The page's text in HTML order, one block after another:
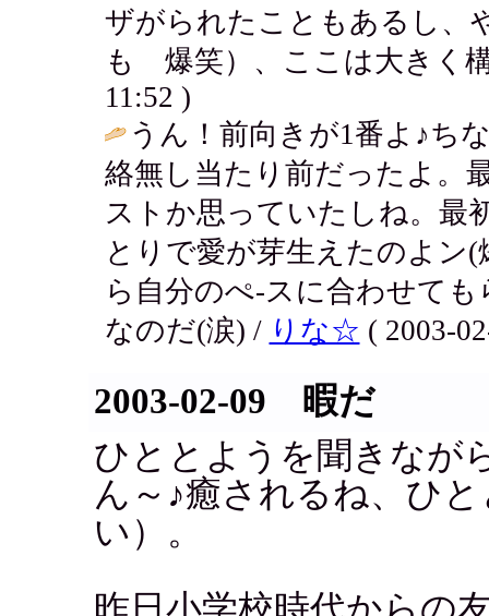
ザがられたこともあるし、
も 爆笑）、ここは大きく
11:52 )
うん！前向きが1番よ♪ち
絡無し当たり前だったよ。
ストか思っていたしね。最
とりで愛が芽生えたのよン
ら自分のぺ-スに合わせて
なのだ(涙) / りな☆ ( 2003-
2003-02-09 暇だ
ひととようを聞きなが
ん～♪癒されるね、ひ
い）。